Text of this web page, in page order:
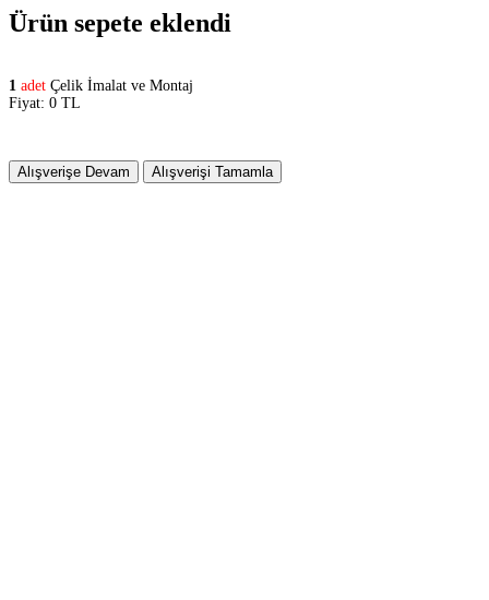
Ürün sepete eklendi
1 adet Çelik İmalat ve Montaj
Fiyat: 0 TL